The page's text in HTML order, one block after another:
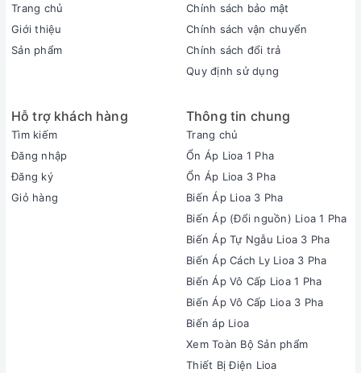
Trang chủ
Giới thiệu
Sản phẩm
Chính sách bảo mật
Chính sách vận chuyển
Chính sách đổi trả
Quy định sử dụng
Hỗ trợ khách hàng
Tìm kiếm
Đăng nhập
Đăng ký
Giỏ hàng
Thông tin chung
Trang chủ
Ổn Áp Lioa 1 Pha
Ổn Áp Lioa 3 Pha
Biến Áp Lioa 3 Pha
Biến Áp (Đổi nguồn) Lioa 1 Pha
Biến Áp Tự Ngẫu Lioa 3 Pha
Biến Áp Cách Ly Lioa 3 Pha
Biến Áp Vô Cấp Lioa 1 Pha
Biến Áp Vô Cấp Lioa 3 Pha
Biến áp Lioa
Xem Toàn Bộ Sản phẩm
Thiết Bị Điện Lioa